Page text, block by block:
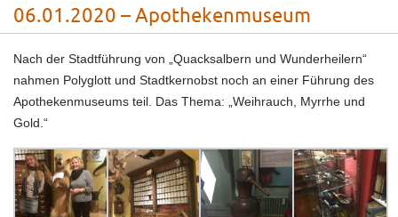
06.01.2020 – Apothekenmuseum
Nach der Stadtführung von „Quacksalbern und Wunderheilern“
nahmen Polyglott und Stadtkernobst noch an einer Führung des
Apothekenmuseums teil. Das Thema: „Weihrauch, Myrrhe und
Gold.“